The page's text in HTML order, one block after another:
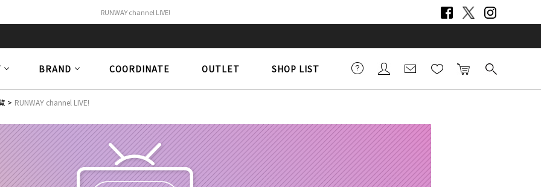
RUNWAY channel LIVE!
BRAND COORDINATE OUTLET SHOP LIST
RUNWAY channel LIVE!